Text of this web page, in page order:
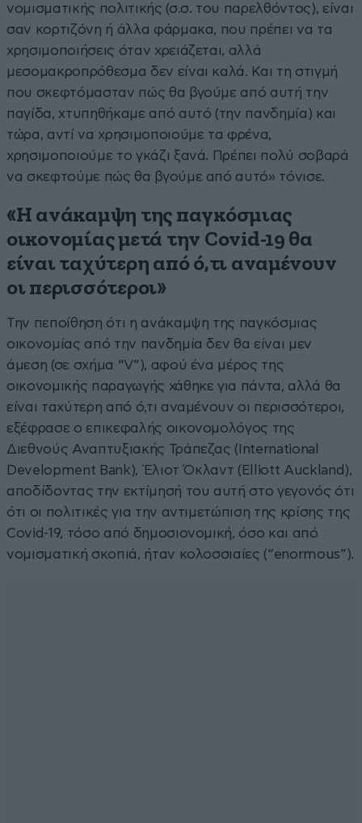
νομισματικής πολιτικής (σ.σ. του παρελθόντος), είναι
σαν κορτιζόνη ή άλλα φάρμακα, που πρέπει να τα
χρησιμοποιήσεις όταν χρειάζεται, αλλά
μεσομακροπρόθεσμα δεν είναι καλά. Και τη στιγμή
που σκεφτόμασταν πώς θα βγούμε από αυτή την
παγίδα, χτυπηθήκαμε από αυτό (την πανδημία) και
τώρα, αντί να χρησιμοποιούμε τα φρένα,
χρησιμοποιούμε το γκάζι ξανά. Πρέπει πολύ σοβαρά
να σκεφτούμε πώς θα βγούμε από αυτό» τόνισε.
«H ανάκαμψη της παγκόσμιας
οικονομίας μετά την Covid-19 θα
είναι ταχύτερη από ό,τι αναμένουν
οι περισσότεροι»
Την πεποίθηση ότι η ανάκαμψη της παγκόσμιας
οικονομίας από την πανδημία δεν θα είναι μεν
άμεση (σε σχήμα “V”), αφού ένα μέρος της
οικονομικής παραγωγής χάθηκε για πάντα, αλλά θα
είναι ταχύτερη από ό,τι αναμένουν οι περισσότεροι,
εξέφρασε ο επικεφαλής οικονομολόγος της
Διεθνούς Αναπτυξιακής Τράπεζας (International
Development Bank), Έλιοτ Όκλαντ (Elliott Auckland),
αποδίδοντας την εκτίμησή του αυτή στο γεγονός ότι
ότι οι πολιτικές για την αντιμετώπιση της κρίσης της
Covid-19, τόσο από δημοσιονομική, όσο και από
νομισματική σκοπιά, ήταν κολοσσιαίες (“enormous”).